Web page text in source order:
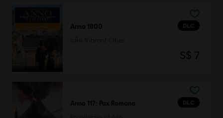
DLC
Anno 1800
S$ 7
DLC
Anno 117: Pax Romana